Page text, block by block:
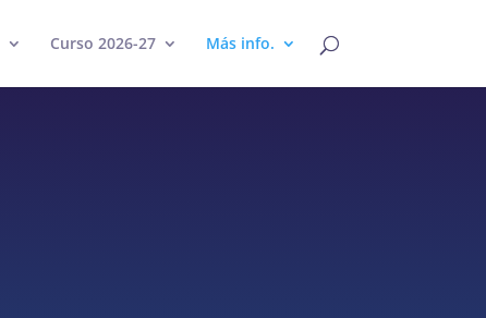
Curso 2026-27 Más info.